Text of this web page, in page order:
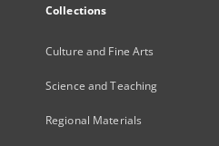
Collections
Culture and Fine Arts
Science and Teaching
Regional Materials